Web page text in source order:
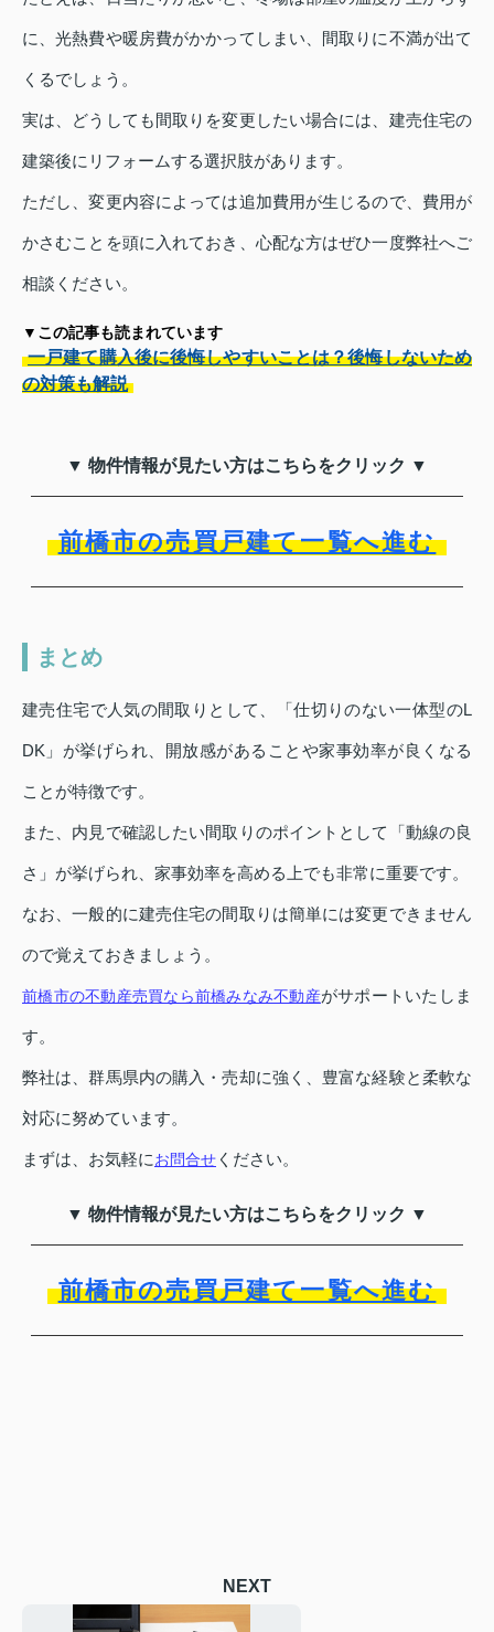
に、光熱費や暖房費がかかってしまい、間取りに不満が出て
くるでしょう。
実は、どうしても間取りを変更したい場合には、建売住宅の
建築後にリフォームする選択肢があります。
ただし、変更内容によっては追加費用が生じるので、費用が
かさむことを頭に入れておき、心配な方はぜひ一度弊社へご
相談ください。
▼この記事も読まれています
一戸建て購入後に後悔しやすいことは？後悔しないため
の対策も解説
▼ 物件情報が見たい方はこちらをクリック ▼
前橋市の売買戸建て一覧へ進む
まとめ
建売住宅で人気の間取りとして、「仕切りのない一体型のL
DK」が挙げられ、開放感があることや家事効率が良くなる
ことが特徴です。
また、内見で確認したい間取りのポイントとして「動線の良
さ」が挙げられ、家事効率を高める上でも非常に重要です。
なお、一般的に建売住宅の間取りは簡単には変更できません
ので覚えておきましょう。
前橋市の不動産売買なら前橋みなみ不動産がサポートいたしま
す。
弊社は、群馬県内の購入・売却に強く、豊富な経験と柔軟な
対応に努めています。
まずは、お気軽にお問合せ ください。
▼ 物件情報が見たい方はこちらをクリック ▼
前橋市の売買戸建て一覧へ進む
NEXT